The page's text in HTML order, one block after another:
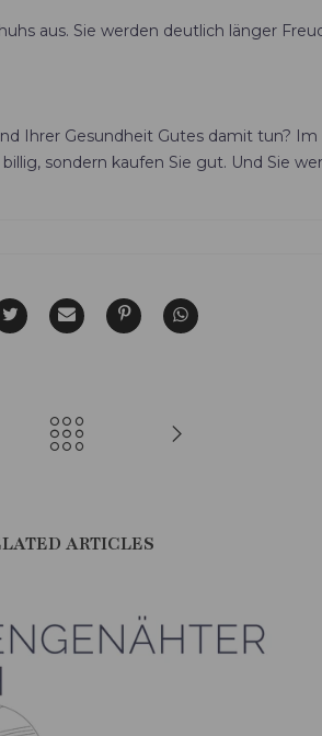
aus. Sie werden deutlich länger
Ihrer Gesundheit Gutes damit tun?
sondern kaufen Sie gut. Und Sie
ARTICLES